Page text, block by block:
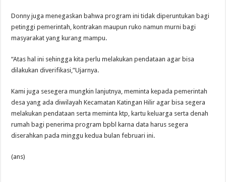
Donny juga menegaskan bahwa program ini tidak diperuntukan bagi
petinggi pemerintah, kontrakan maupun ruko namun murni bagi
masyarakat yang kurang mampu.
“Atas hal ini sehingga kita perlu melakukan pendataan agar bisa
dilakukan diverifikasi,”Ujarnya.
Kami juga sesegera mungkin lanjutnya, meminta kepada pemerintah
desa yang ada diwilayah Kecamatan Katingan Hilir agar bisa segera
melakukan pendataan serta meminta ktp, kartu keluarga serta denah
rumah bagi penerima program bpbl karna data harus segera
diserahkan pada minggu kedua bulan februari ini.
(ans)